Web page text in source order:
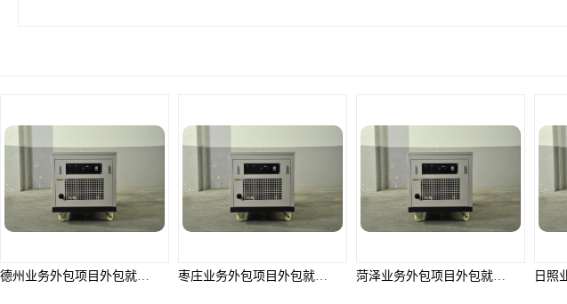
德州业务外包项目外包就选邦孚人力_全方位企业用工解决方案 枣庄业务外包项目外包就选邦孚人力_全方位企业用工解决方案 菏泽业务外包项目外包就选邦孚人力_全方位企业用工解决方案